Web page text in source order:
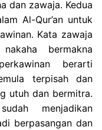
dan zawaja. Kedua
Al-Qur’an untuk
Kata zawaja
bermakna
berarti
terpisah dan
utuh dan bermitra.
menjadikan
berpasangan dan